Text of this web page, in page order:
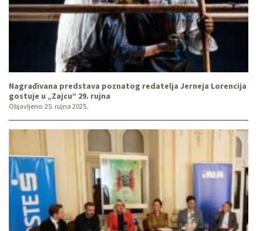
Nagrađivana predstava poznatog redatelja Jerneja Lorencija
gostuje u „Zajcu“ 29. rujna
Objavljeno: 25. rujna 2025.